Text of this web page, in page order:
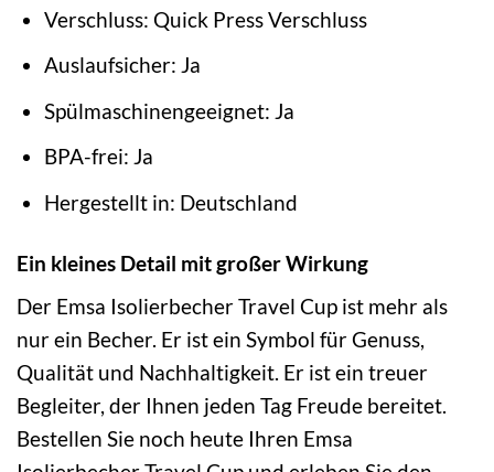
Verschluss: Quick Press Verschluss
Auslaufsicher: Ja
Spülmaschinengeeignet: Ja
BPA-frei: Ja
Hergestellt in: Deutschland
Ein kleines Detail mit großer Wirkung
Der Emsa Isolierbecher Travel Cup ist mehr als
nur ein Becher. Er ist ein Symbol für Genuss,
Qualität und Nachhaltigkeit. Er ist ein treuer
Begleiter, der Ihnen jeden Tag Freude bereitet.
Bestellen Sie noch heute Ihren Emsa